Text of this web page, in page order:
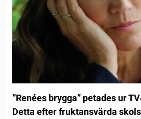
”Renées brygga” petades ur
Detta efter fruktansvärda